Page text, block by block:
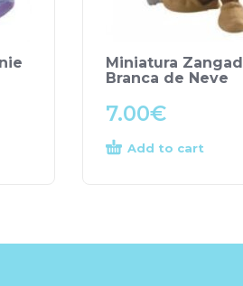
Miniatura
Branca de Neve
7.00€
Add to cart